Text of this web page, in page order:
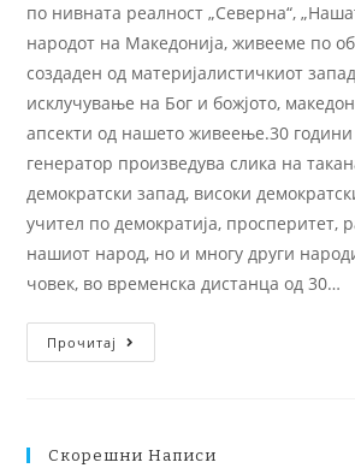
по нивната реалност „Северна“,
народот на Македонија, живееме по
создаден од материјалистичкиот
исклучување на Бог и божјото,
апсекти од нашето живеење.30 години
генератор произведува слика на
демократски запад, високи
учител по демократија, просперитет,
нашиот народ, но и многу други
човек, во временска дистанца од 30…
Прочитај
Скорешни Написи